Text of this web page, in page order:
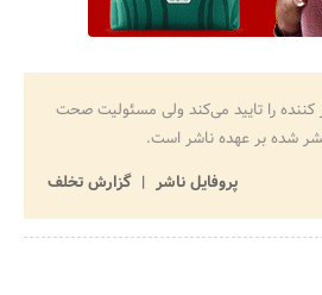
را تایید می‌کند ولی مسئولیت صحت
شده بر عهده ناشر است.
پروفایل ناشر
گزارش تخلف